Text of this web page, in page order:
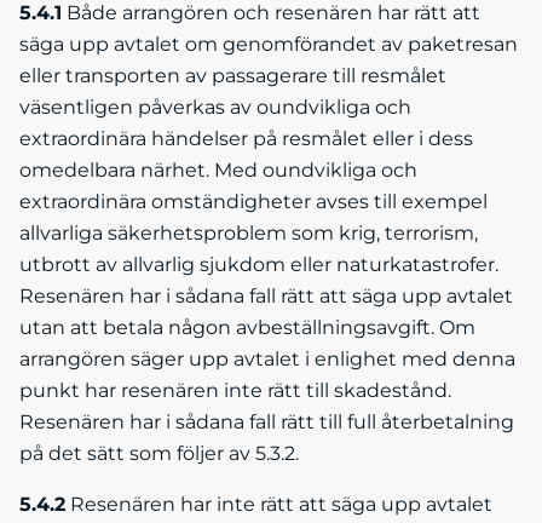
5.4.1 Både arrangören och resenären har rätt att
säga upp avtalet om genomförandet av paketresan
eller transporten av passagerare till resmålet
väsentligen påverkas av oundvikliga och
extraordinära händelser på resmålet eller i dess
omedelbara närhet. Med oundvikliga och
extraordinära omständigheter avses till exempel
allvarliga säkerhetsproblem som krig, terrorism,
utbrott av allvarlig sjukdom eller naturkatastrofer.
Resenären har i sådana fall rätt att säga upp avtalet
utan att betala någon avbeställningsavgift. Om
arrangören säger upp avtalet i enlighet med denna
punkt har resenären inte rätt till skadestånd.
Resenären har i sådana fall rätt till full återbetalning
på det sätt som följer av 5.3.2.
5.4.2 Resenären har inte rätt att säga upp avtalet